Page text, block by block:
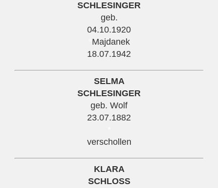
SCHLESINGER
geb.
04.10.1920
Majdanek
18.07.1942
SELMA
SCHLESINGER
geb. Wolf
23.07.1882
verschollen
KLARA
SCHLOSS